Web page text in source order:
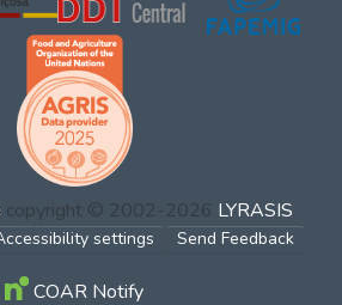
copyright © 2002-2026 LYRASIS
settings Send Feedback
COAR Notify